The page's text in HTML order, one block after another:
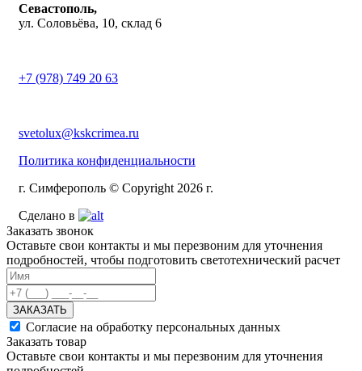
Севастополь,
ул. Соловьёва, 10, склад 6
+7 (978) 749 20 63
svetolux@kskcrimea.ru
Политика конфиденциальности
г. Симферополь © Copyright 2026 г.
Сделано в
Заказать звонок
Оставьте свои контакты и мы перезвоним для уточнения
подробностей, чтобы подготовить светотехнический расчет
ЗАКАЗАТЬ
Согласие на обработку персональных данных
Заказать товар
Оставьте свои контакты и мы перезвоним для уточнения